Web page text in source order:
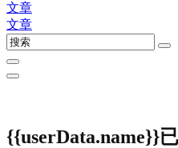
文章
文章
{{userData.name}}